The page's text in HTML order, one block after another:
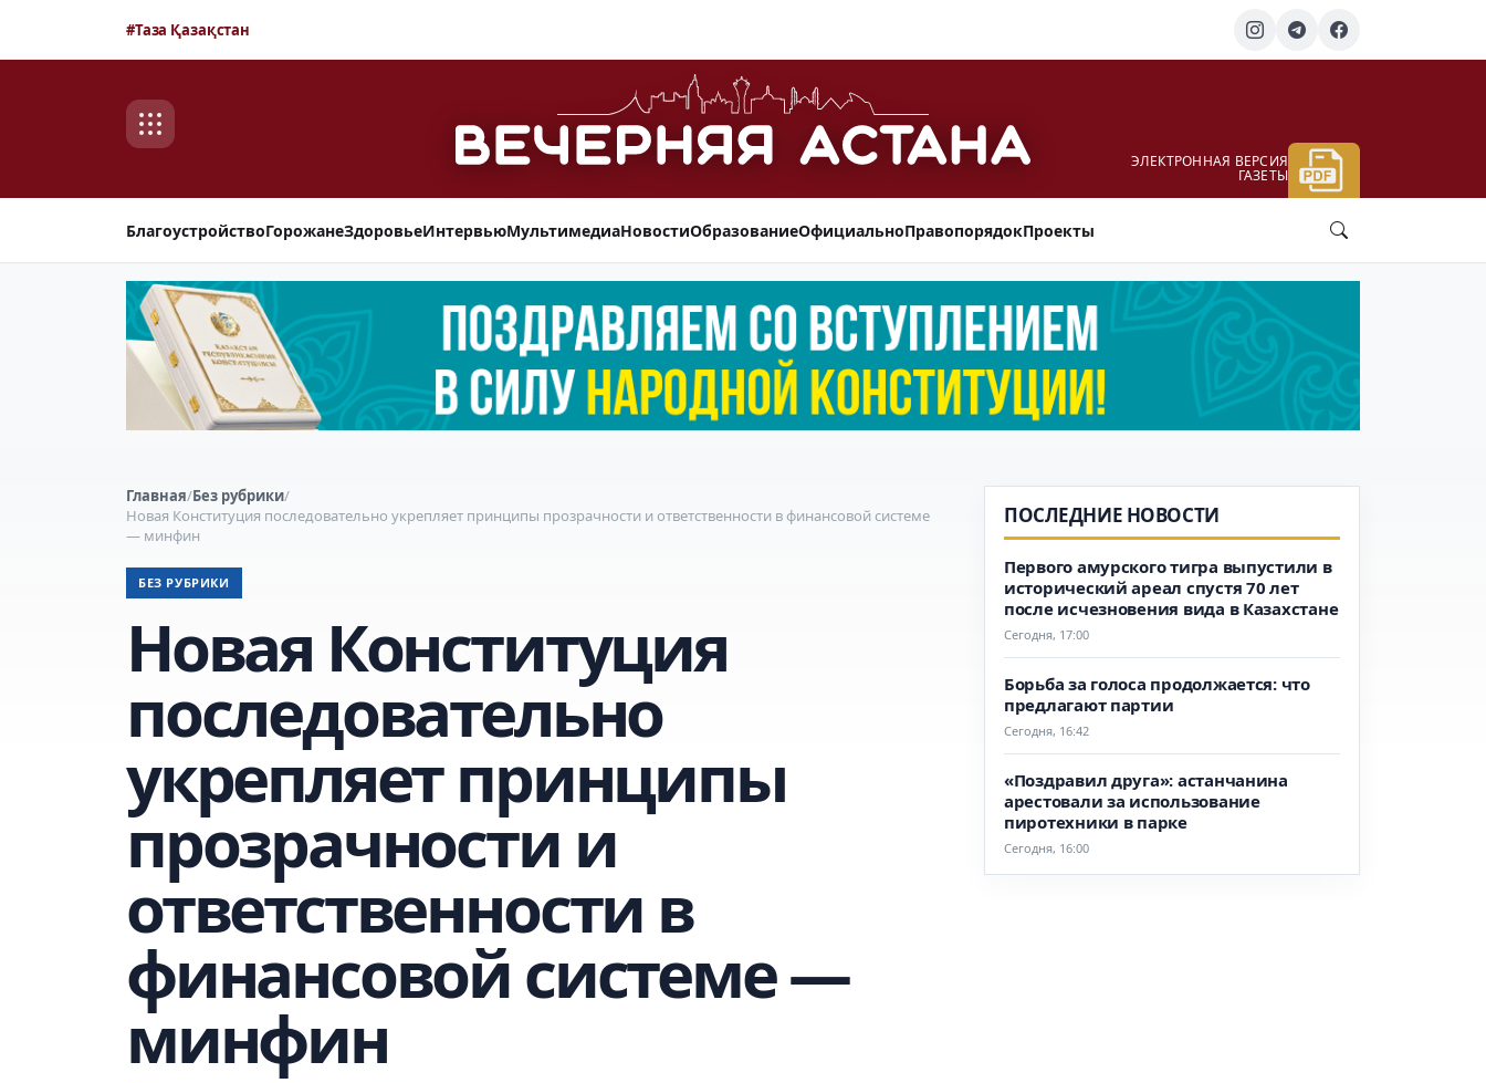
#Таза Қазақстан
ЭЛЕКТРОННАЯ ВЕРСИЯ
ГАЗЕТЫ
БлагоустройствоГорожанеЗдоровьеИнтервьюМультимедиаНовостиОбразованиеОфициальноПравопорядокПроекты
Главная/Без рубрики/
Новая Конституция последовательно укрепляет принципы прозрачности и ответственности в финансовой системе
— минфин
БЕЗ РУБРИКИ
Новая Конституция
последовательно
укрепляет принципы
прозрачности и
ответственности в
финансовой системе —
минфин
ПОСЛЕДНИЕ НОВОСТИ
Первого амурского тигра выпустили в
исторический ареал спустя 70 лет
после исчезновения вида в Казахстане
Сегодня, 17:00
Борьба за голоса продолжается: что
предлагают партии
Сегодня, 16:42
«Поздравил друга»: астанчанина
арестовали за использование
пиротехники в парке
Сегодня, 16:00